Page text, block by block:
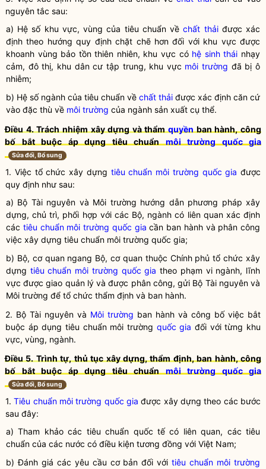
nguyên tắc sau:
a) Hệ số khu vực, vùng của tiêu chuẩn vềchất thảiđược xác
định theo hướng quy định chặt chẽ hơn đối với khu vực được
khoanh vùng bảo tồn thiên nhiên, khu vực có hệ sinh thái nhạy
cảm, đô thị, khu dân cư tập trung, khu vực môi trường đã bị ô
nhiễm;
b) Hệ số ngành của tiêu chuẩn về chất thải được xác định căn cứ
vào đặc thù về môi trường của ngành sản xuất cụ thể.
Điều 4. Trách nhiệm xây dựng và thẩmquyềnban hành, công
bố bắt buộc áp dụng tiêu chuẩnmôi trường quốc gia
Sửa đổi, Bổ sung
1. Việc tổ chức xây dựng tiêu chuẩn môi trường quốc gia được
quy định như sau:
a) Bộ Tài nguyên và Môi trường hướng dẫn phương pháp xây
dựng, chủ trì, phối hợp với các Bộ, ngành có liên quan xác định
các tiêu chuẩn môi trường quốc gia cần ban hành và phân công
việc xây dựng tiêu chuẩn môi trường quốc gia;
b) Bộ, cơ quan ngang Bộ, cơ quan thuộc Chính phủ tổ chức xây
dựng tiêu chuẩn môi trường quốc gia theo phạm vi ngành, lĩnh
vực được giao quản lý và được phân công, gửi Bộ Tài nguyên và
Môi trường để tổ chức thẩm định và ban hành.
2. Bộ Tài nguyên và Môi trường ban hành và công bố việc bắt
buộc áp dụng tiêu chuẩn môi trường quốc gia đối với từng khu
vực, vùng, ngành.
Điều 5. Trình tự, thủ tục xây dựng, thẩm định, ban hành, công
bố bắt buộc áp dụng tiêu chuẩnmôi trường quốc gia
Sửa đổi, Bổ sung
1.Tiêu chuẩn môi trường quốc gia được xây dựng theo các bước
sau đây:
a) Tham khảo các tiêu chuẩn quốc tế có liên quan, các tiêu
chuẩn của các nước có điều kiện tương đồng với Việt Nam;
b) Đánh giá các yêu cầu cơ bản đối vớitiêu chuẩn môi trường